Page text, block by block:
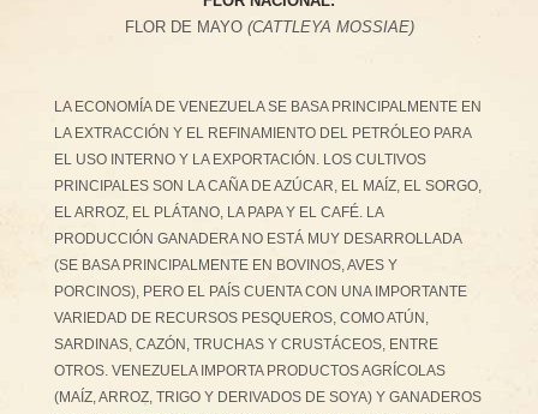
FLOR DE MAYO (CATTLEYA MOSSIAE)
LA ECONOMÍA DE VENEZUELA SE BASA PRINCIPALMENTE EN
LA EXTRACCIÓN Y EL REFINAMIENTO DEL PETRÓLEO PARA
EL USO INTERNO Y LA EXPORTACIÓN. LOS CULTIVOS
PRINCIPALES SON LA CAÑA DE AZÚCAR, EL MAÍZ, EL SORGO,
EL ARROZ, EL PLÁTANO, LA PAPA Y EL CAFÉ. LA
PRODUCCIÓN GANADERA NO ESTÁ MUY DESARROLLADA
(SE BASA PRINCIPALMENTE EN BOVINOS, AVES Y
PORCINOS), PERO EL PAÍS CUENTA CON UNA IMPORTANTE
VARIEDAD DE RECURSOS PESQUEROS, COMO ATÚN,
SARDINAS, CAZÓN, TRUCHAS Y CRUSTÁCEOS, ENTRE
OTROS. VENEZUELA IMPORTA PRODUCTOS AGRÍCOLAS
(MAÍZ, ARROZ, TRIGO Y DERIVADOS DE SOYA) Y GANADEROS